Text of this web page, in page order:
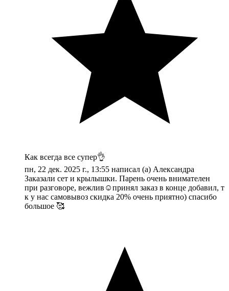
Как всегда все супер👌
пн, 22 дек. 2025 г., 13:55 написал (а) Александра
Заказали сет и крылышки. Парень очень внимателен
при разговоре, вежлив☺️принял заказ в конце добавил, т
к у нас самовывоз скидка 20% очень приятно) спасибо
большое 🥰